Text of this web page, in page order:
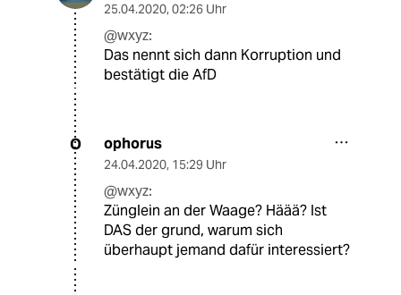
25.04.2020, 02:26 Uhr
@wxyz:
Das nennt sich dann Korruption und
bestätigt die AfD
O ophorus
24.04.2020, 15:29 Uhr
@wxyz:
Zünglein an der Waage? Häää? Ist
DAS der grund, warum sich
überhaupt jemand dafür interessiert?